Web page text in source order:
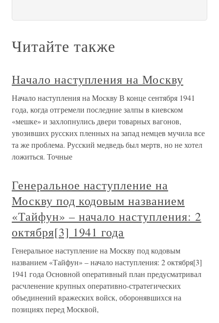
Читайте также
Начало наступления на Москву
Начало наступления на Москву В конце сентября 1941
года, когда отгремели последние залпы в киевском
«мешке» и захлопнулись двери товарных вагонов,
увозивших русских пленных на запад немцев мучила все
та же проблема. Русский медведь был мертв, но не хотел
ложиться. Точные
Генеральное наступление на
Москву под кодовым названием
«Тайфун» – начало наступления: 2
октября[3] 1941 года
Генеральное наступление на Москву под кодовым
названием «Тайфун» – начало наступления: 2 октября[3]
1941 года Основной оперативный план предусматривал
расчленение крупных оперативно-стратегических
объединений вражеских войск, оборонявшихся на
позициях перед Москвой,